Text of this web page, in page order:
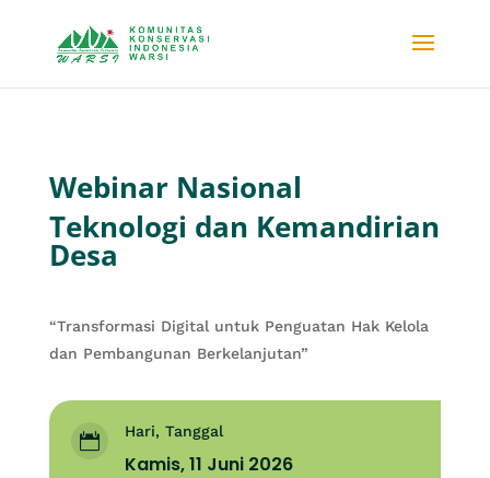
Webinar Nasional
Teknologi dan Kemandirian
Desa
“Transformasi Digital untuk Penguatan Hak Kelola
dan Pembangunan Berkelanjutan”
 Hari, Tanggal
Kamis, 11 Juni 2026